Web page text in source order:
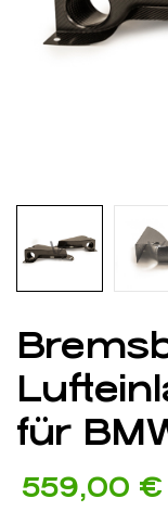
für
559,00 €